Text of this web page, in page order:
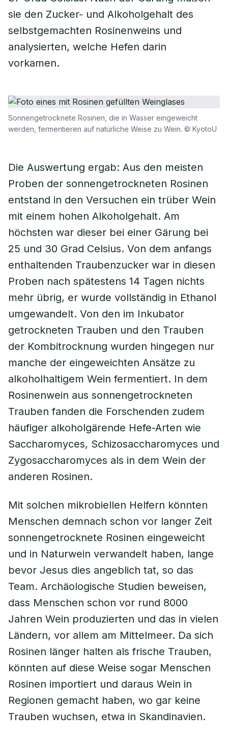
sie den Zucker- und Alkoholgehalt des
selbstgemachten Rosinenweins und
analysierten, welche Hefen darin
vorkamen.
Sonnengetrocknete Rosinen, die in Wasser eingeweicht
werden, fermentieren auf natürliche Weise zu Wein. © KyotoU
Die Auswertung ergab: Aus den meisten
Proben der sonnengetrockneten Rosinen
entstand in den Versuchen ein trüber Wein
mit einem hohen Alkoholgehalt. Am
höchsten war dieser bei einer Gärung bei
25 und 30 Grad Celsius. Von dem anfangs
enthaltenden Traubenzucker war in diesen
Proben nach spätestens 14 Tagen nichts
mehr übrig, er wurde vollständig in Ethanol
umgewandelt. Von den im Inkubator
getrockneten Trauben und den Trauben
der Kombitrocknung wurden hingegen nur
manche der eingeweichten Ansätze zu
alkoholhaltigem Wein fermentiert. In dem
Rosinenwein aus sonnengetrockneten
Trauben fanden die Forschenden zudem
häufiger alkoholgärende Hefe-Arten wie
Saccharomyces, Schizosaccharomyces und
Zygosaccharomyces als in dem Wein der
anderen Rosinen.
Mit solchen mikrobiellen Helfern könnten
Menschen demnach schon vor langer Zeit
sonnengetrocknete Rosinen eingeweicht
und in Naturwein verwandelt haben, lange
bevor Jesus dies angeblich tat, so das
Team. Archäologische Studien beweisen,
dass Menschen schon vor rund 8000
Jahren Wein produzierten und das in vielen
Ländern, vor allem am Mittelmeer. Da sich
Rosinen länger halten als frische Trauben,
könnten auf diese Weise sogar Menschen
Rosinen importiert und daraus Wein in
Regionen gemacht haben, wo gar keine
Trauben wuchsen, etwa in Skandinavien.